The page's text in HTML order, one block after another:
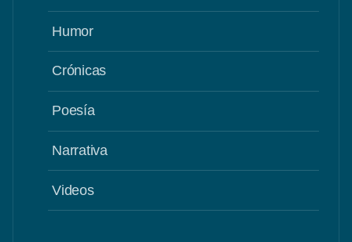
Humor
Crónicas
Poesía
Narrativa
Videos